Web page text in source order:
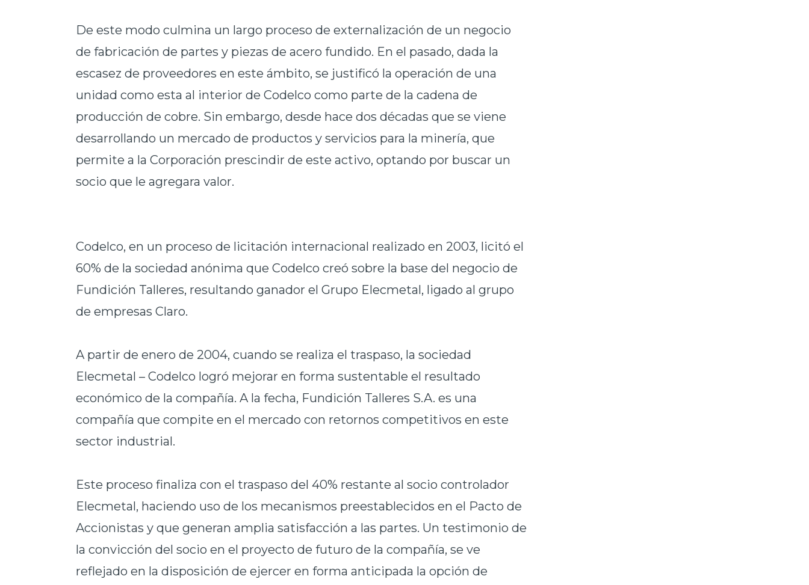
De este modo culmina un largo proceso de externalización de un negocio
de fabricación de partes y piezas de acero fundido. En el pasado, dada la
escasez de proveedores en este ámbito, se justificó la operación de una
unidad como esta al interior de Codelco como parte de la cadena de
producción de cobre. Sin embargo, desde hace dos décadas que se viene
desarrollando un mercado de productos y servicios para la minería, que
permite a la Corporación prescindir de este activo, optando por buscar un
socio que le agregara valor.
Codelco, en un proceso de licitación internacional realizado en 2003, licitó el
60% de la sociedad anónima que Codelco creó sobre la base del negocio de
Fundición Talleres, resultando ganador el Grupo Elecmetal, ligado al grupo
de empresas Claro.
A partir de enero de 2004, cuando se realiza el traspaso, la sociedad
Elecmetal – Codelco logró mejorar en forma sustentable el resultado
económico de la compañía. A la fecha, Fundición Talleres S.A. es una
compañía que compite en el mercado con retornos competitivos en este
sector industrial.
Este proceso finaliza con el traspaso del 40% restante al socio controlador
Elecmetal, haciendo uso de los mecanismos preestablecidos en el Pacto de
Accionistas y que generan amplia satisfacción a las partes. Un testimonio de
la convicción del socio en el proyecto de futuro de la compañía, se ve
reflejado en la disposición de ejercer en forma anticipada la opción de